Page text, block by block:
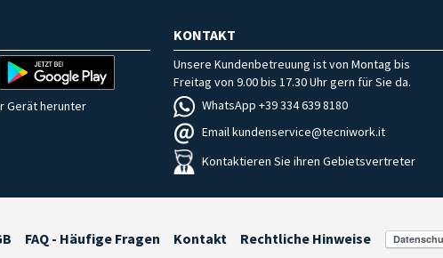
Gerät herunter
KONTAKT
Unsere Kundenbetreuung ist von Montag bis
Freitag von 9.00 bis 17.30 Uhr gern für Sie da.
WhatsApp +39 334 639 8180
Email kundenservice@tecniwork.it
Kontaktieren Sie ihren Gebietsvertreter
FAQ - Häufige Fragen Kontakt Rechtliche Hinweise